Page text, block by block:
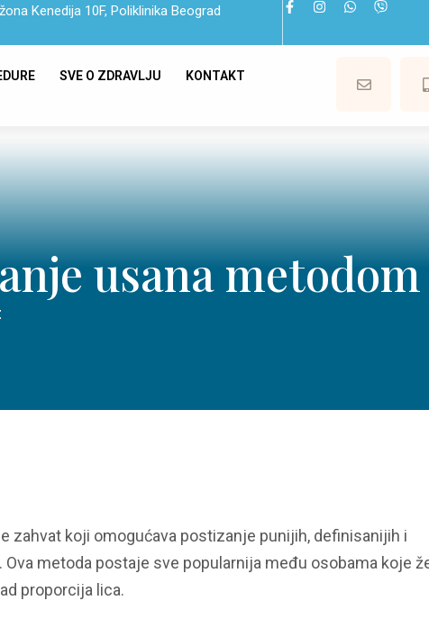
Kenedija 10F, Poliklinika Beograd
SVE O ZDRAVLJU KONTAKT
usana
zahvat koji omogućava postizanje punijih, definisanijih i
metoda postaje sve popularnija među osobama koje
proporcija lica.